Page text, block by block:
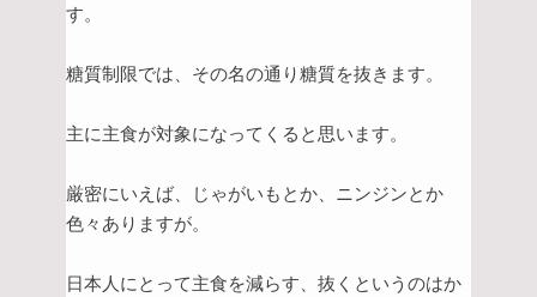
す。
糖質制限では、その名の通り糖質を抜きます。
主に主食が対象になってくると思います。
厳密にいえば、じゃがいもとか、ニンジンとか
色々ありますが。
日本人にとって主食を減らす、抜くというのはか